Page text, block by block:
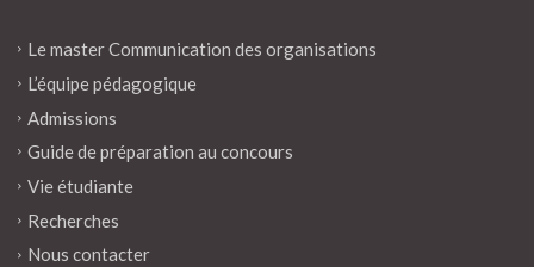
Le master Communication des organisations
L’équipe pédagogique
Admissions
Guide de préparation au concours
Vie étudiante
Recherches
Nous contacter